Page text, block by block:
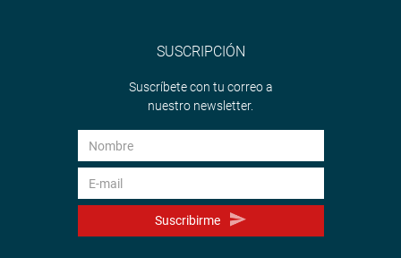
SUSCRIPCIÓN
Suscríbete con tu correo a
nuestro newsletter.
Suscribirme